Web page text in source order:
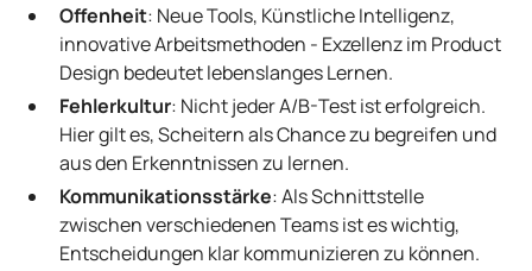
Offenheit: Neue Tools, Künstliche Intelligenz,
innovative Arbeitsmethoden - Exzellenz im Product
Design bedeutet lebenslanges Lernen.
Fehlerkultur: Nicht jeder A/B-Test ist erfolgreich.
Hier gilt es, Scheitern als Chance zu begreifen und
aus den Erkenntnissen zu lernen.
Kommunikationsstärke: Als Schnittstelle
zwischen verschiedenen Teams ist es wichtig,
Entscheidungen klar kommunizieren zu können.